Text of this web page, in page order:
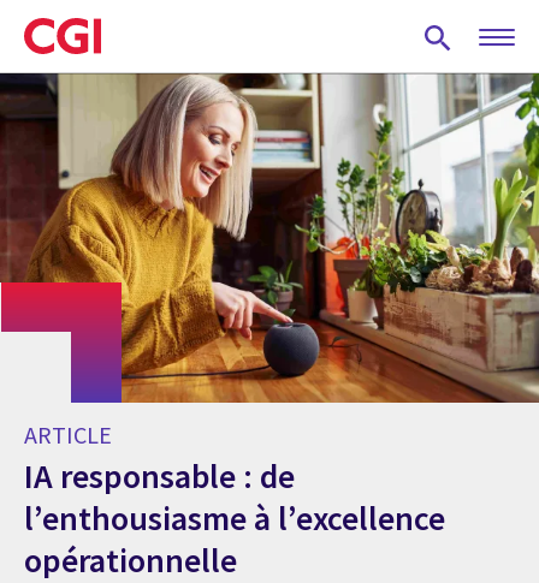
Skip
to
main
content
ARTICLE
IA responsable : de
l’enthousiasme à l’excellence
opérationnelle